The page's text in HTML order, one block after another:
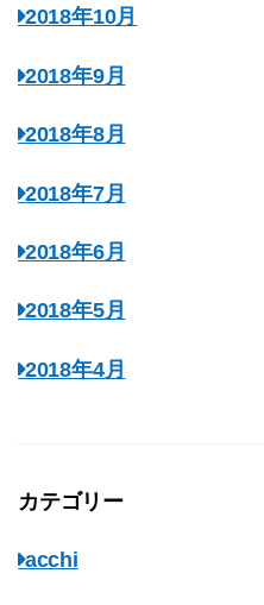
2018年10月
2018年9月
2018年8月
2018年7月
2018年6月
2018年5月
2018年4月
カテゴリー
acchi